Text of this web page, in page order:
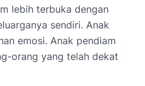
lebih terbuka dengan
sendiri. Anak
emosi. Anak pendiam
orang yang telah dekat